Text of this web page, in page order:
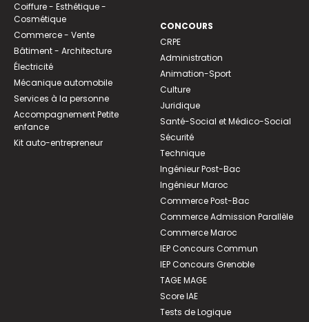
Coiffure - Esthétique -
Cosmétique
Commerce - Vente
Bâtiment - Architecture
Électricité
Mécanique automobile
Services à la personne
Accompagnement Petite
enfance
Kit auto-entrepreneur
CONCOURS
CRPE
Administration
Animation-Sport
Culture
Juridique
Santé-Social et Médico-Social
Sécurité
Technique
Ingénieur Post-Bac
Ingénieur Maroc
Commerce Post-Bac
Commerce Admission Parallèle
Commerce Maroc
IEP Concours Commun
IEP Concours Grenoble
TAGE MAGE
Score IAE
Tests de Logique